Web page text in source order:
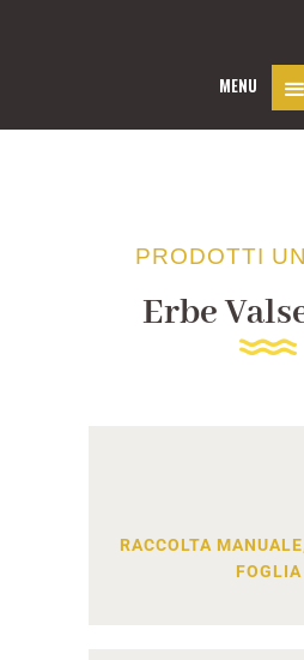
MENU
PRODOTTI
Erbe
RACCOLTA
FOGLIA